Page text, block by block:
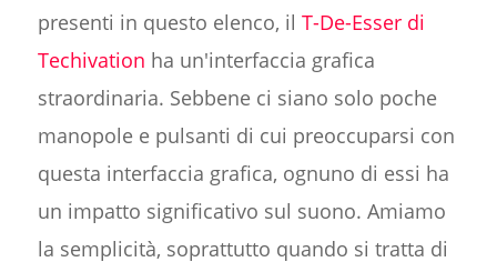
presenti in questo elenco, il T-De-Esser di
Techivation ha un'interfaccia grafica
straordinaria. Sebbene ci siano solo poche
manopole e pulsanti di cui preoccuparsi con
questa interfaccia grafica, ognuno di essi ha
un impatto significativo sul suono. Amiamo
la semplicità, soprattutto quando si tratta di